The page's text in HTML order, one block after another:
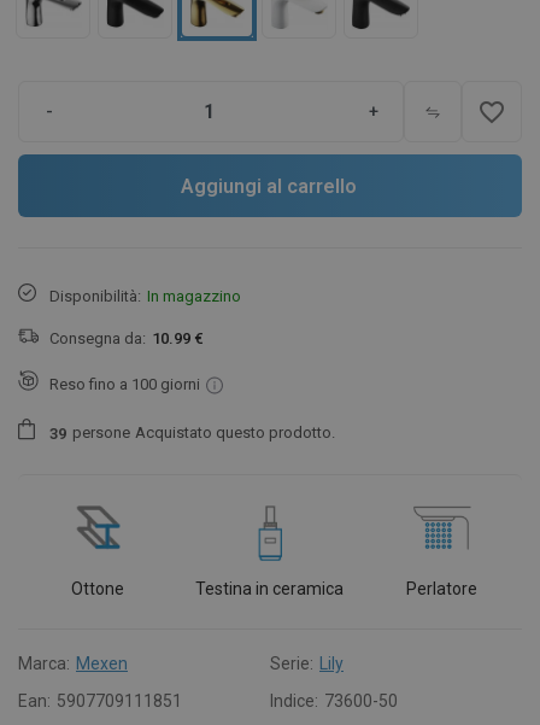
- + favorite_border
Aggiungi al carrello
Disponibilità: In magazzino
Consegna da: 10.99 €
Reso fino a 100 giorni
39 persone Acquistato questo prodotto.
Ottone Testina in ceramica Perlatore
Marca: Mexen Serie:
Lily
Ean: 5907709111851 Indice: 73600-50